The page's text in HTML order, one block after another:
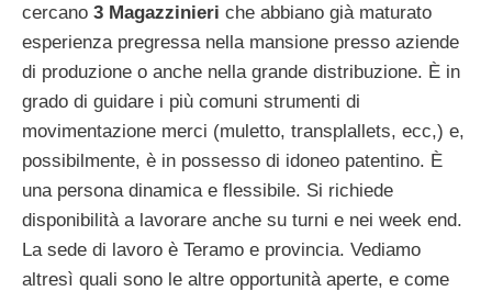
cercano 3 Magazzinieri che abbiano già maturato
esperienza pregressa nella mansione presso aziende
di produzione o anche nella grande distribuzione. È in
grado di guidare i più comuni strumenti di
movimentazione merci (muletto, transplallets, ecc,) e,
possibilmente, è in possesso di idoneo patentino. È
una persona dinamica e flessibile. Si richiede
disponibilità a lavorare anche su turni e nei week end.
La sede di lavoro è Teramo e provincia. Vediamo
altresì quali sono le altre opportunità aperte, e come